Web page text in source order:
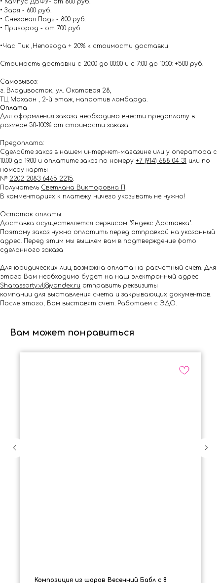
• Кампус ДВФУ- от 800 руб.
• Заря - 600 руб.
• Снеговая Падь - 800 руб.
• Пригород - от 700 руб.
•Час Пик ,Непогода + 20% к стоимости доставки
Стоимость доставки с 20:00 до 00:00 и с 7:00 до 10:00: +500 руб.
Самовывоз:
г. Владивосток, ул. Окатовая 28,
ТЦ Махаон , 2-й этаж, напротив ломбарда.
Оплата
Для оформления заказа необходимо внести предоплату в
размере 50-100% от стоимости заказа.
Предоплата:
Сделайте заказ в нашем интернет-магазине или у оператора с
10.00 до 19.00 и оплатите заказ по номеру +7 (914) 688 04 31 или по
номеру карты
№ 2202 2083 6465 2215.
Получатель Светлана Викторовна П .
В комментариях к платежу ничего указывать не нужно!
Остаток оплаты:
Доставка осуществляется сервисом "Яндекс Доставка".
Поэтому заказ нужно оплатить перед отправкой на указанный
адрес. Перед этим мы вышлем вам в подтверждение фото
сделанного заказа
Для юридических лиц возможна оплата на расчётный счёт. Для
этого Вам необходимо будет на наш электронный адрес
Shar.assorty.vl@yandex.ru отправить реквизиты
компании для выставления счета и закрывающих документов.
После этого, Вам выставят счет. Работаем с ЭДО.
Вам может понравиться
Композиция из шаров Весенний Бабл с 8